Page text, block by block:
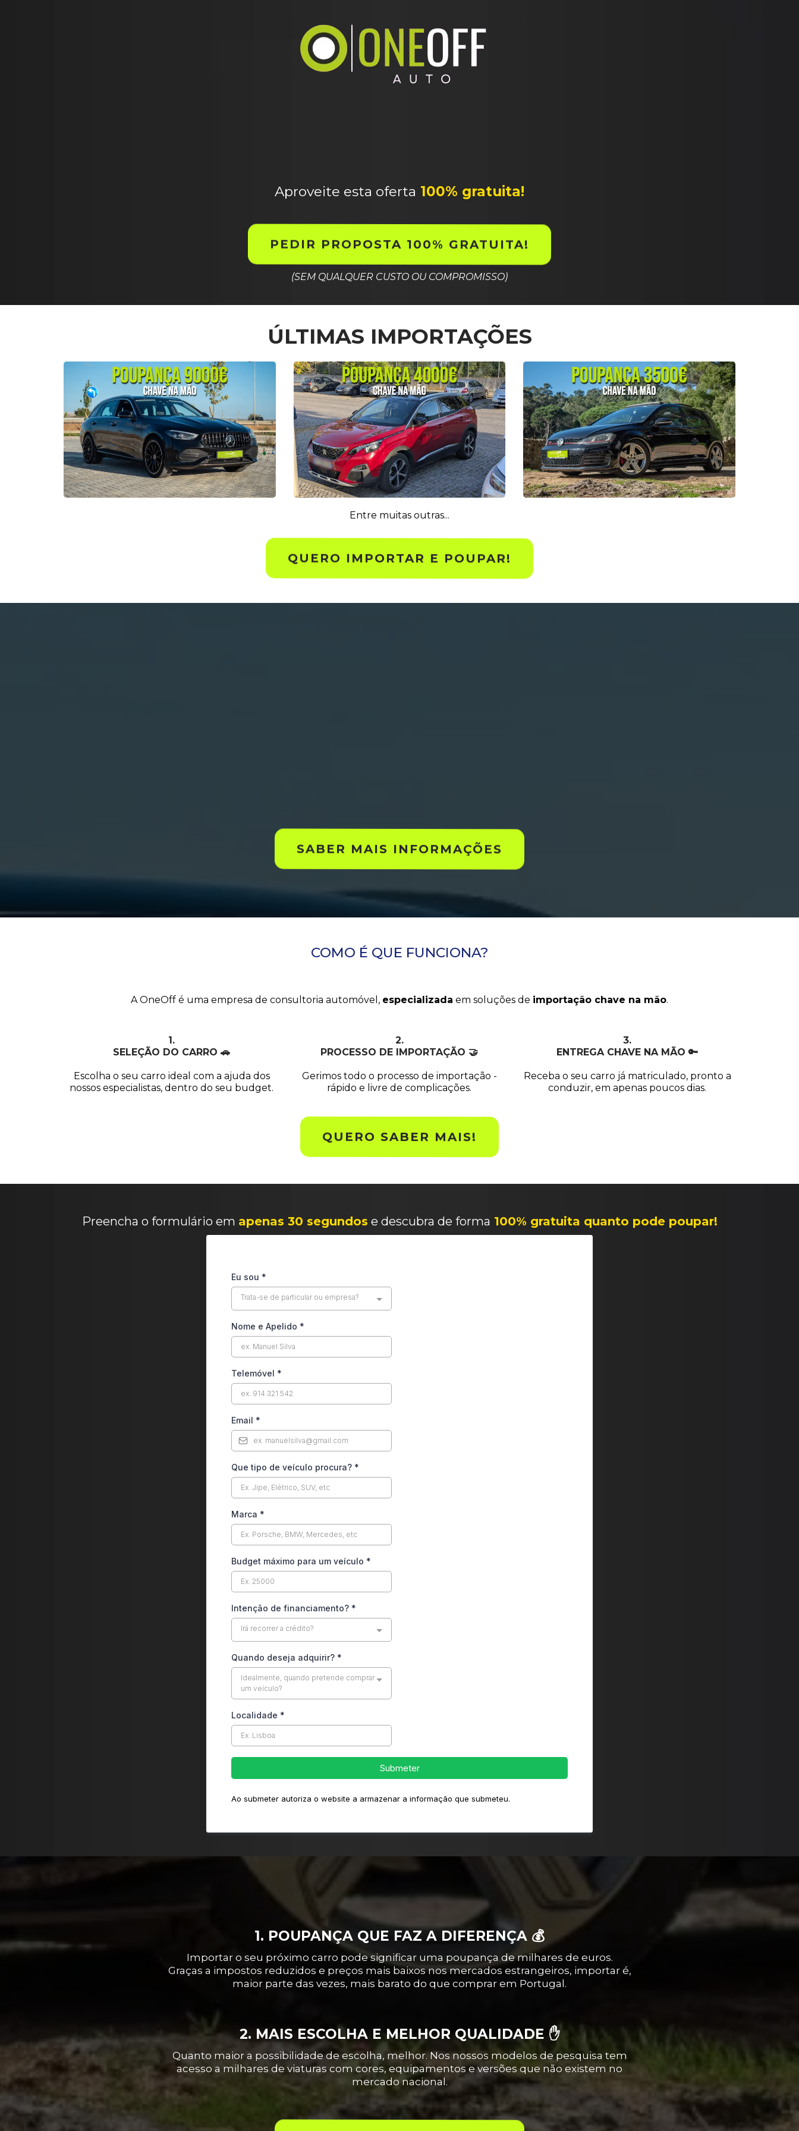
Aproveite esta oferta 100% gratuita!
PEDIR PROPOSTA 100% GRATUITA!
(SEM QUALQUER CUSTO OU COMPROMISSO)
ÚLTIMAS IMPORTAÇÕES
Entre muitas outras...
QUERO IMPORTAR E POUPAR!
SABER MAIS INFORMAÇÕES
COMO É QUE FUNCIONA?
A OneOff é uma empresa de consultoria automóvel, especializada em soluções de importação chave na mão.
1.
SELEÇÃO DO CARRO 🚗
Escolha o seu carro ideal com a ajuda dos
nossos especialistas, dentro do seu budget.
2.
PROCESSO DE IMPORTAÇÃO 🤝
Gerimos todo o processo de importação -
rápido e livre de complicações.
3.
ENTREGA CHAVE NA MÃO 🔑
Receba o seu carro já matriculado, pronto a
conduzir, em apenas poucos dias.
QUERO SABER MAIS!
Preencha o formulário em apenas 30 segundos e descubra de forma 100% gratuita quanto pode poupar!
Eu sou *
Trata-se de particular ou empresa?
Nome e Apelido *
Telemóvel *
Email *
Que tipo de veículo procura? *
Marca *
Budget máximo para um veículo *
Intenção de financiamento? *
Irá recorrer a crédito?
Quando deseja adquirir? *
Idealmente, quando pretende comprar
um veículo?
Localidade *
Submeter
Ao submeter autoriza o website a armazenar a informação que submeteu.
PORQUE COMPENSA IMPORTAR?
1. POUPANÇA QUE FAZ A DIFERENÇA 💰
Importar o seu próximo carro pode significar uma poupança de milhares de euros.
Graças a impostos reduzidos e preços mais baixos nos mercados estrangeiros, importar é,
maior parte das vezes, mais barato do que comprar em Portugal.
2. MAIS ESCOLHA E MELHOR QUALIDADE ✋
Quanto maior a possibilidade de escolha, melhor. Nos nossos modelos de pesquisa tem
acesso a milhares de viaturas com cores, equipamentos e versões que não existem no
mercado nacional.